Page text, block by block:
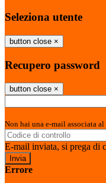
Seleziona utente
button close ×
Recupero password
button close ×
Non hai una e-mail associata
E-mail inviata, si prega di
Errore